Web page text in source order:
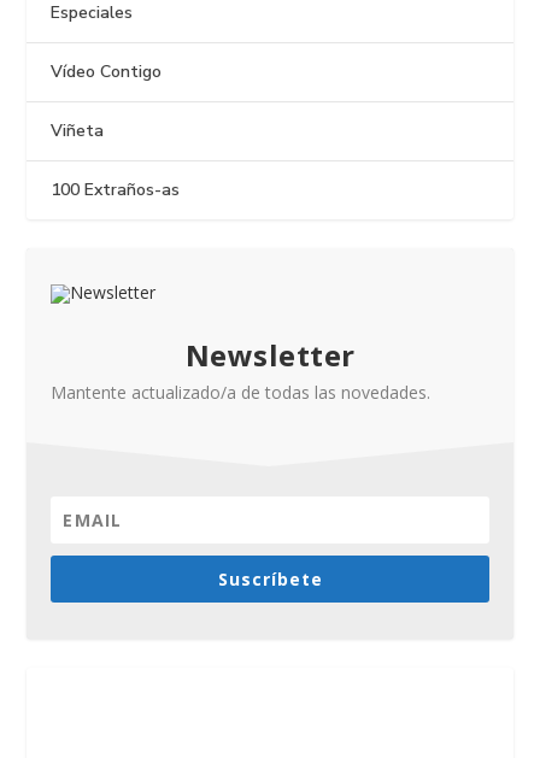
Especiales
Vídeo Contigo
Viñeta
100 Extraños-as
Newsletter
Mantente actualizado/a de todas las novedades.
Suscríbete